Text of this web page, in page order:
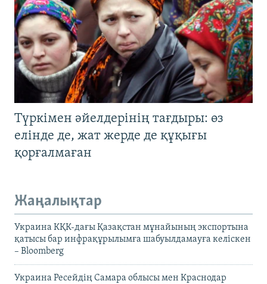
Түркімен әйелдерінің тағдыры: өз
елінде де, жат жерде де құқығы
қорғалмаған
Жаңалықтар
Украина КҚК-дағы Қазақстан мұнайының экспортына
қатысы бар инфрақұрылымға шабуылдамауға келіскен
– Bloomberg
Украина Ресейдің Самара облысы мен Краснодар